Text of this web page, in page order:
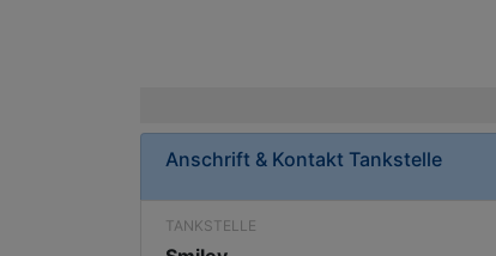
Anschrift & Kontakt Tankstelle
TANKSTELLE